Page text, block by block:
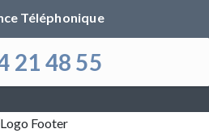
Téléphonique
21 48 55